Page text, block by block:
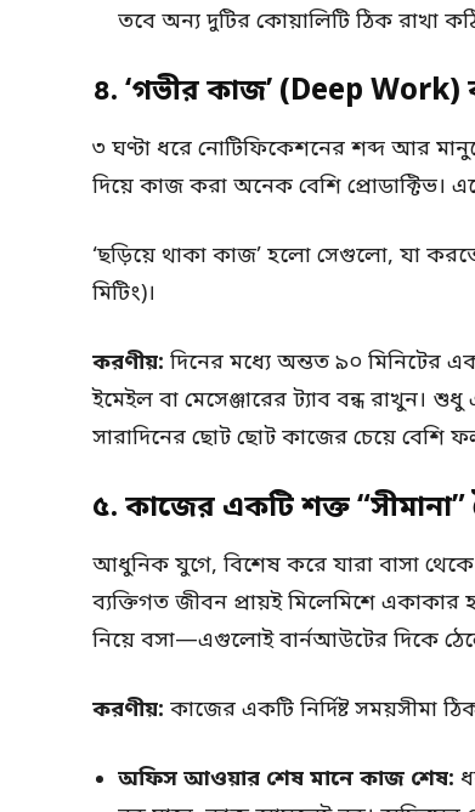
তবে অন্য দুটির কোয়ালিটি ঠিক রাখা
৪. ‘গভীর কাজ’ (Deep
৩ ঘণ্টা ধরে নোটিফিকেশনের শব্দ আর
দিয়ে কাজ করা অনেক বেশি প্রোডাক্টিভ।
‘ছড়িয়ে থাকা কাজ’ হলো সেগুলো, যা
মিটিং)।
করণীয়: দিনের মধ্যে অন্তত ৯০ মিনিটের
ইমেইল বা মেসেঞ্জারের ট্যাব বন্ধ
সারাদিনের ছোট ছোট কাজের চেয়ে বেশি
৫. কাজের একটি শক্ত
আধুনিক যুগে, বিশেষ করে যারা বাসা
ব্যক্তিগত জীবন প্রায়ই মিলেমিশে
নিয়ে বসা—এগুলোই বার্নআউটের দিকে
করণীয়: কাজের একটি নির্দিষ্ট সময়সীমা
অফিস আওয়ার শেষ মানে কাজ শেষ: